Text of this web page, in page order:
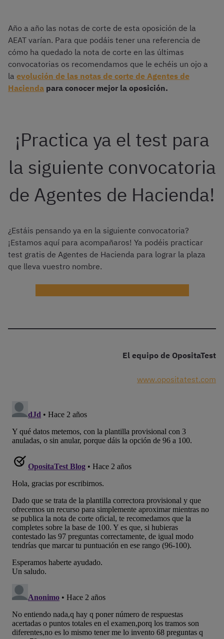
Año a año las notas de corte de esta oposición de la
AEAT varían. Para que podáis tener una referencia de
cómo ha quedado la nota de corte en las últimas
convocatorias os recomendamos que le echéis un ojo a
la evolución de las notas de corte de Agentes de
Hacienda para conocer mejor la oposición.
¡Practica ya el test para
la siguiente convocatoria
de Agentes de Hacienda!
¿Estáis pensando ya en la siguiente convocatoria?
¡Estamos aquí para acompañaros! Ya podéis practicar
test gratis de Agentes de Hacienda para lograr la plaza
que lleva vuestro nombre.
El equipo de OpositaTest
www.opositatest.com